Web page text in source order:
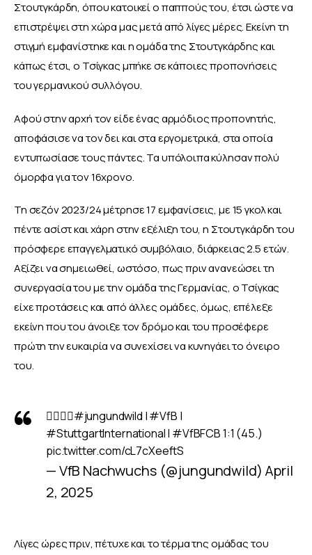
Στουτγκάρδη, όπου κατοικεί ο παππούς του, έτσι ώστε να
επιστρέψει στη χώρα μας μετά από λίγες μέρες. Εκείνη τη
στιγμή εμφανίστηκε και η ομάδα της Στουτγκάρδης και
κάπως έτσι, ο Τσίγκας μπήκε σε κάποιες προπονήσεις
του γερμανικού συλλόγου.
Αφού στην αρχή τον είδε ένας αρμόδιος προπονητής,
αποφάσισε να τον δει και στα εργομετρικά, στα οποία
εντυπωσίασε τους πάντες. Τα υπόλοιπα κύλησαν πολύ
όμορφα για τον 16χρονο.
Τη σεζόν 2023/24 μέτρησε 17 εμφανίσεις, με 15 γκολ και
πέντε ασίστ και χάρη στην εξέλιξη του, η Στουτγκάρδη του
πρόσφερε επαγγελματικό συμβόλαιο, διάρκειας 2.5 ετών.
Αξίζει να σημειωθεί, ωστόσο, πως πριν ανανεώσει τη
συνεργασία του με την ομάδα της Γερμανίας, ο Τσίγκας
είχε προτάσεις και από άλλες ομάδες, όμως, επέλεξε
εκείνη που του άνοιξε τον δρόμο και του προσέφερε
πρώτη την ευκαιρία να συνεχίσει να κυνηγάει το όνειρο
του.
😮‍💨😮‍💨#jungundwild |#VfB |
#StuttgartInternational| #VfBFCB1:1 (45.)
pic.twitter.com/cL7cXeeftS
— VfB Nachwuchs (@jungundwild) April
2, 2025
Λίγες ώρες πριν, πέτυχε και το τέρμα της ομάδας του